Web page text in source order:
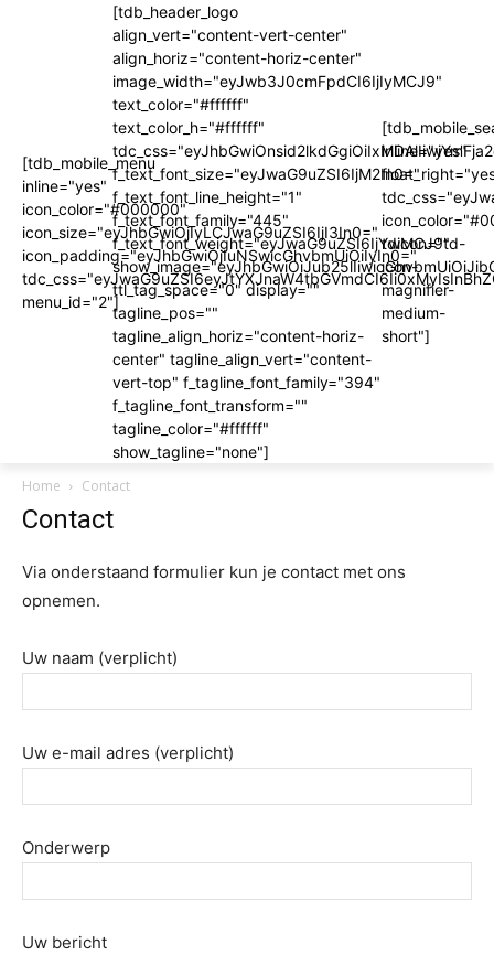
[tdb_mobile_menu
inline="yes"
icon_color="#000000"
icon_size="eyJhbGwiOjIyLCJwaG9uZSI6IjI3In0="
icon_padding="eyJhbGwiOjIuNSwicGhvbmUiOiIyIn0="
menu_id="2"]
[tdb_header_logo
align_vert="content-vert-center"
align_horiz="content-horiz-center"
image_width="eyJwb3J0cmFpdCI6IjIyMCJ9"
text_color="#ffffff"
text_color_h="#ffffff"
f_text_font_size="eyJwaG9uZSI6IjM2In0="
f_text_font_line_height="1"
f_text_font_family="445"
f_text_font_weight="eyJwaG9uZSI6IjYwMCJ9"
ttl_tag_space="0" display=""
tagline_pos=""
tagline_align_horiz="content-horiz-
center" tagline_align_vert="content-
vert-top" f_tagline_font_family="394"
f_tagline_font_transform=""
tagline_color="#ffffff"
show_tagline="none"]
inline="yes"
tdicon="td-
icon-
magnifier-
medium-
short"]
Home Contact
Contact
Via onderstaand formulier kun je contact met ons
opnemen.
Uw naam (verplicht)
Uw e-mail adres (verplicht)
Onderwerp
Uw bericht